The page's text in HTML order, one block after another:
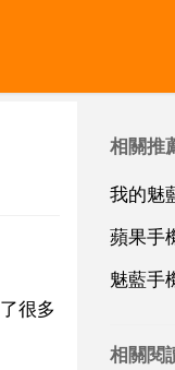
很多
相關推
我的魅
相關閱